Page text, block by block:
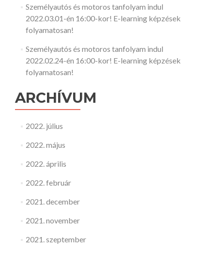
Személyautós és motoros tanfolyam indul
2022.03.01-én 16:00-kor! E-learning képzések
folyamatosan!
Személyautós és motoros tanfolyam indul
2022.02.24-én 16:00-kor! E-learning képzések
folyamatosan!
ARCHÍVUM
2022. július
2022. május
2022. április
2022. február
2021. december
2021. november
2021. szeptember